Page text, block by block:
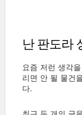
난 판도라
요즘 저런 생각
리면 안 될 물건
다.